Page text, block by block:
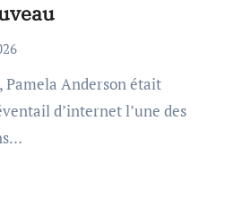
d’internet l’une des